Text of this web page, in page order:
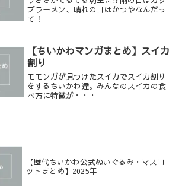
プラーメン、晴れの日はかつやなんだっ
て！
【ちいかわマンガまとめ】スイカ
割り
モモンガが見つけたスイカでスイカ割り
をするちいかわ達。みんなのスイカの食
べ方に特徴が・・・
【歴代ちいかわ公式ぬいぐるみ・マスコ
ットまとめ】2025年